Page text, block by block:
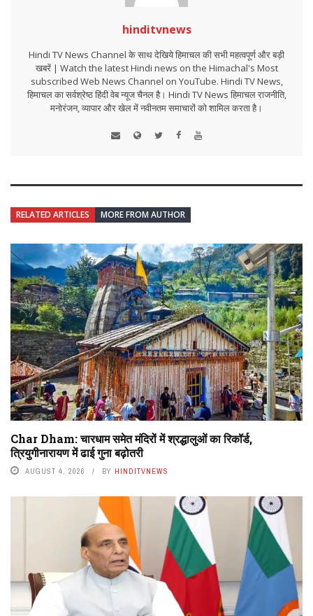
hinditvnews
Hindi TV News Channel के साथ देखिये हिमाचल की सभी महत्वपूर्ण और बड़ी
खबरें | Watch the latest Hindi news on the Himachal's Most
subscribed Web News Channel on YouTube. Hindi TV News,
हिमाचल का सर्वश्रेष्ठ हिंदी वेब न्यूज चैनल है। Hindi TV News हिमाचल राजनीति,
मनोरंजन, व्यापार और खेल में नवीनतम समाचारों को शामिल करता है।
RELATED ARTICLES MORE FROM AUTHOR
Char Dham: चारधाम समेत मंदिरों में श्रद्धालुओं का रिकॉर्ड,
त्रियुगीनारायण में ढाई गुना बढ़ोतरी
AUGUST 4, 2026 BY HINDITVNEWS